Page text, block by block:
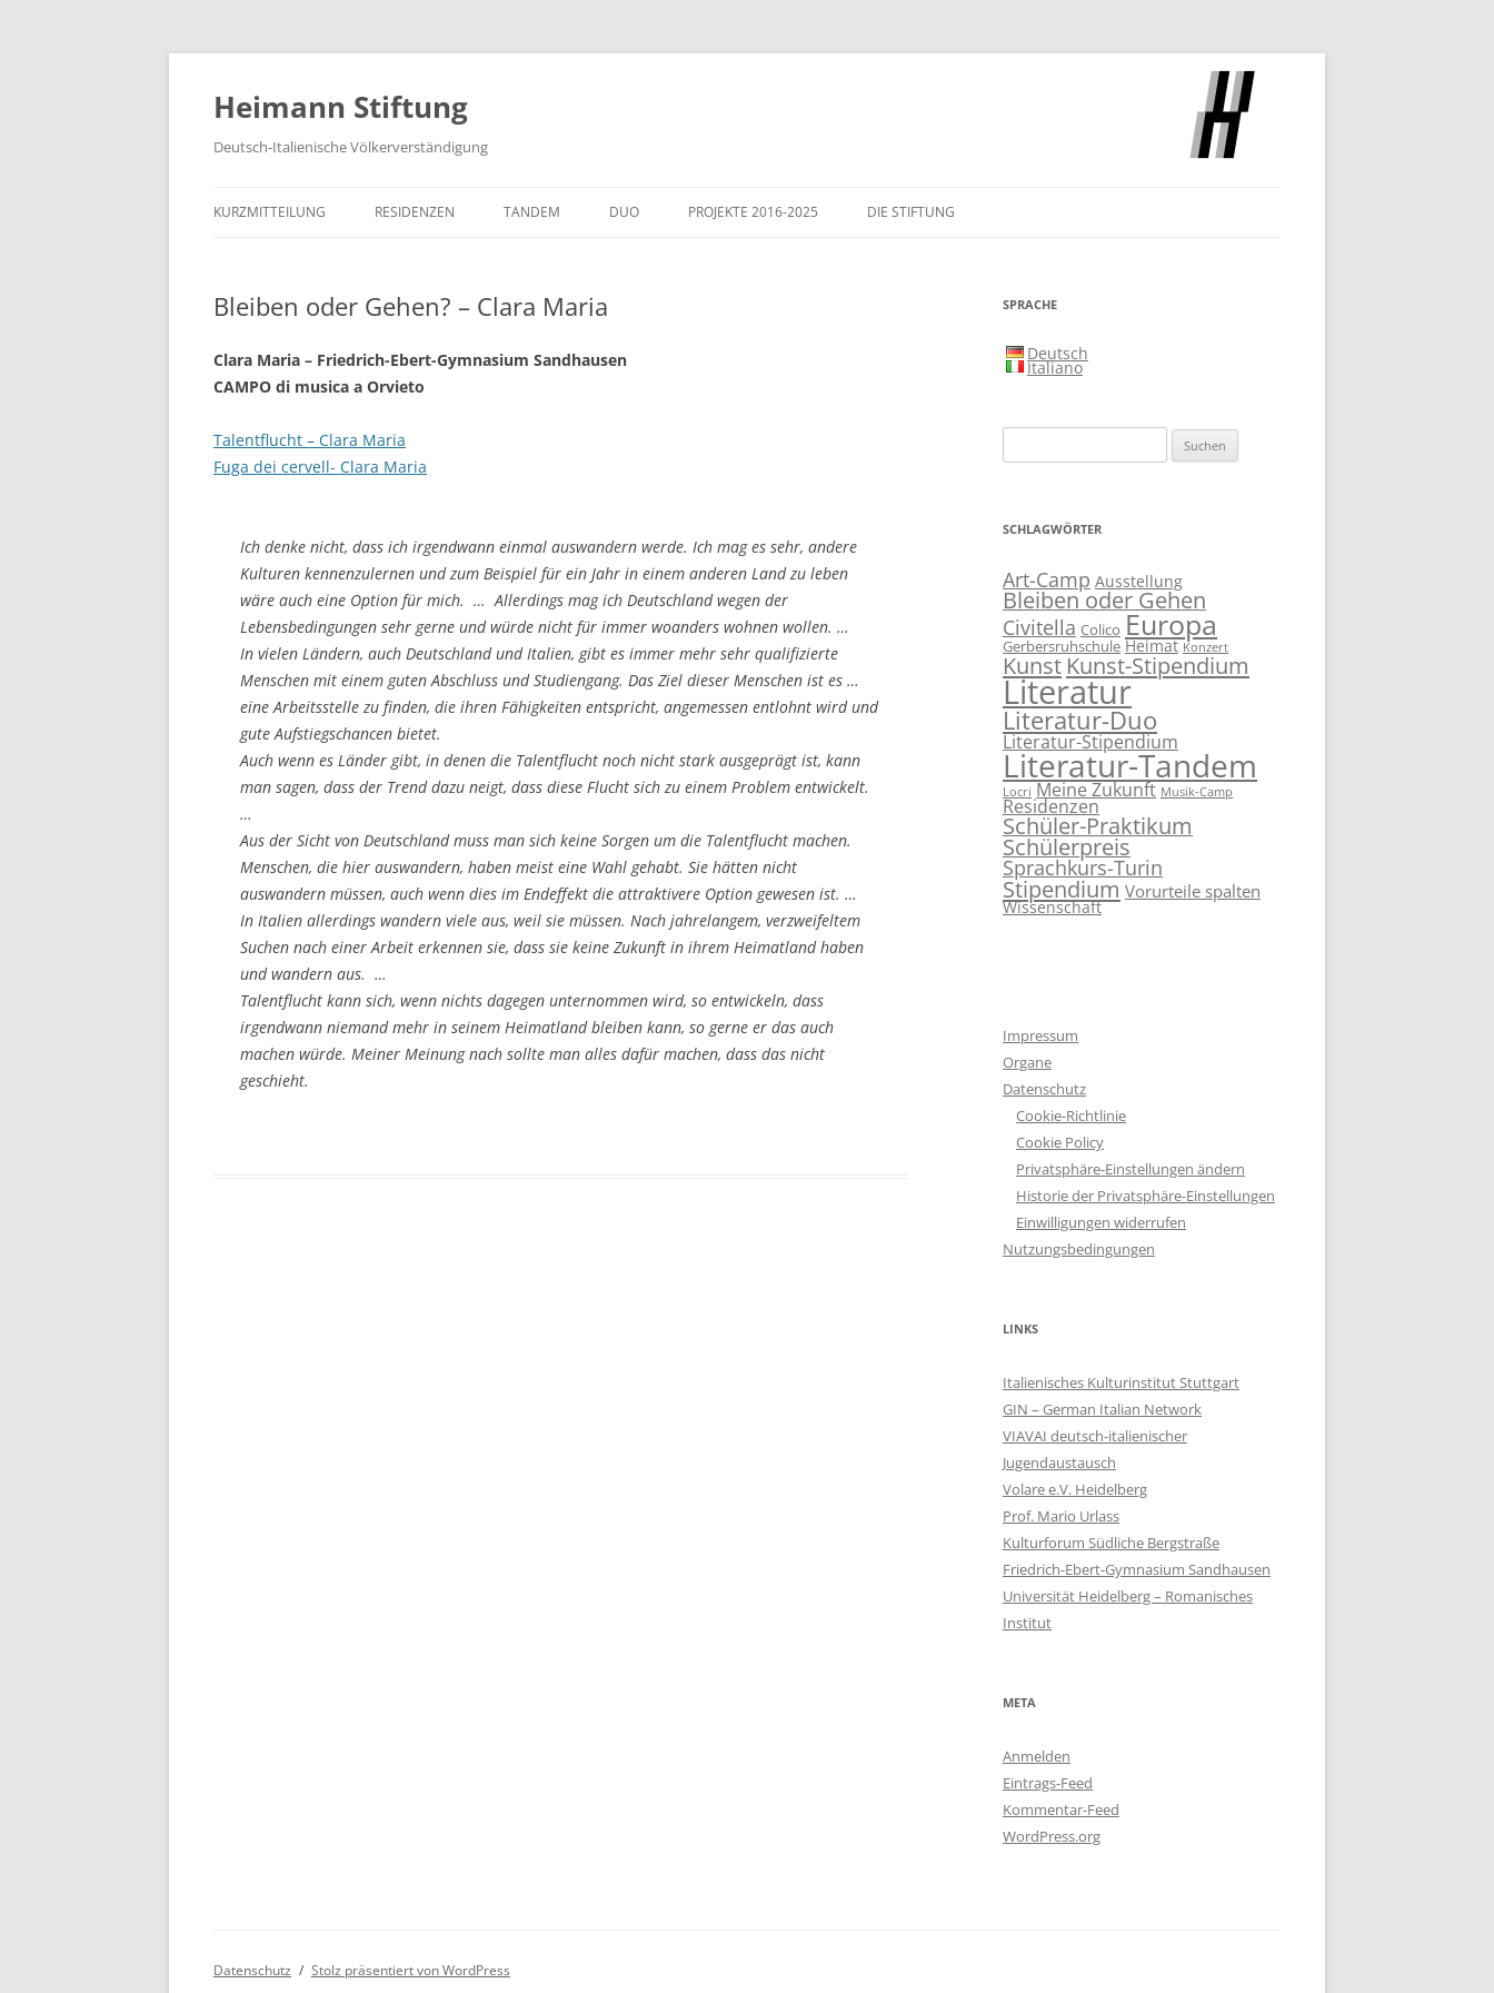
Zum
springen
Heimann Stiftung
Deutsch-Italienische Völkerverständigung
KURZMITTEILUNG RESIDENZEN TANDEM DUO PROJEKTE 2016-2025 DIE STIFTUNG
ITALIENHAUS – WIESLOCH
Bleiben oder Gehen? – Clara Maria
Clara Maria – Friedrich-Ebert-Gymnasium Sandhausen
CAMPO di musica a Orvieto
Talentflucht – Clara Maria
Fuga dei cervell- Clara Maria
Ich denke nicht, dass ich irgendwann einmal auswandern werde. Ich mag es sehr, andere
Kulturen kennenzulernen und zum Beispiel für ein Jahr in einem anderen Land zu leben
wäre auch eine Option für mich. … Allerdings mag ich Deutschland wegen der
Lebensbedingungen sehr gerne und würde nicht für immer woanders wohnen wollen. …
In vielen Ländern, auch Deutschland und Italien, gibt es immer mehr sehr qualifizierte
Menschen mit einem guten Abschluss und Studiengang. Das Ziel dieser Menschen ist es …
eine Arbeitsstelle zu finden, die ihren Fähigkeiten entspricht, angemessen entlohnt wird und
gute Aufstiegschancen bietet.
Auch wenn es Länder gibt, in denen die Talentflucht noch nicht stark ausgeprägt ist, kann
man sagen, dass der Trend dazu neigt, dass diese Flucht sich zu einem Problem entwickelt.
…
Aus der Sicht von Deutschland muss man sich keine Sorgen um die Talentflucht machen.
Menschen, die hier auswandern, haben meist eine Wahl gehabt. Sie hätten nicht
auswandern müssen, auch wenn dies im Endeffekt die attraktivere Option gewesen ist. …
In Italien allerdings wandern viele aus, weil sie müssen. Nach jahrelangem, verzweifeltem
Suchen nach einer Arbeit erkennen sie, dass sie keine Zukunft in ihrem Heimatland haben
und wandern aus. …
Talentflucht kann sich, wenn nichts dagegen unternommen wird, so entwickeln, dass
irgendwann niemand mehr in seinem Heimatland bleiben kann, so gerne er das auch
machen würde. Meiner Meinung nach sollte man alles dafür machen, dass das nicht
geschieht.
SPRACHE
Deutsch
Italiano
nach:
SCHLAGWÖRTER
Art-Camp Ausstellung
Bleiben oder Gehen
Civitella Colico Europa
Gerbersruhschule Heimat Konzert
Kunst Kunst-Stipendium
Literatur
Literatur-Duo
Literatur-Stipendium
Literatur-Tandem
Locri Meine Zukunft Musik-Camp
Residenzen
Schüler-Praktikum
Schülerpreis
Sprachkurs-Turin
Stipendium Vorurteile spalten
Wissenschaft
Impressum
Organe
Datenschutz
Cookie-Richtlinie
Cookie Policy
Privatsphäre-Einstellungen ändern
Historie der Privatsphäre-Einstellungen
Einwilligungen widerrufen
Nutzungsbedingungen
LINKS
Italienisches Kulturinstitut Stuttgart
GIN – German Italian Network
VIAVAI deutsch-italienischer
Jugendaustausch
Volare e.V. Heidelberg
Prof. Mario Urlass
Kulturforum Südliche Bergstraße
Friedrich-Ebert-Gymnasium Sandhausen
Universität Heidelberg – Romanisches
Institut
META
Anmelden
Eintrags-Feed
Kommentar-Feed
WordPress.org
Datenschutz Stolz präsentiert von WordPress